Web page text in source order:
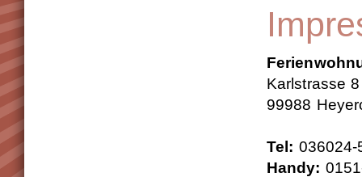
Karlstrasse 8
99988
Tel: 036024-
Handy: